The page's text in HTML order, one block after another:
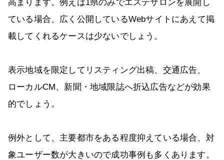
高まります。例えば1県のみでエステサロンを展開し
ている場合、広く公開しているWebサイトにあえて掲
載してくれるケースは少ないでしょう。
表示地域を限定してリスティング出稿、交通広告、
ローカルCM、新聞・地域限誌へ折込広告などが効果
的でしょう。
例外として、主要都市をある程度抑えている場合、対
象ユーザー数が大きいので成功事例も多くあります。